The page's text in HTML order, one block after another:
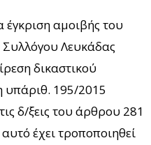
αμοιβής του
Συλλόγου Λευκάδας
δικαστικού
υπ΄αριθ. 195/2015
δ/ξεις του άρθρου 281
έχει τροποποιηθεί